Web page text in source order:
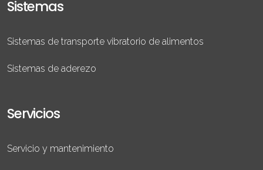
Sistemas
Sistemas de transporte vibratorio de alimentos
Sistemas de aderezo
Servicios
Servicio y mantenimiento